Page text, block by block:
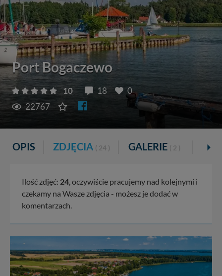
Port Bogaczewo
10 18
0
22767
OPIS ZDJĘCIA ( 24 ) GALERIE ( 2 )
Ilość zdjęć: 24, oczywiście pracujemy nad kolejnymi i
czekamy na Wasze zdjęcia - możesz je dodać w
komentarzach.